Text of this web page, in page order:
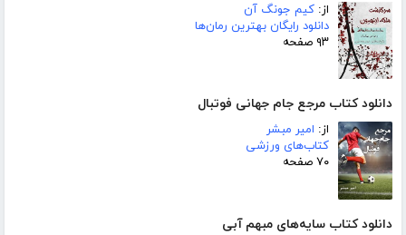
از: کیم جونگ آن
دانلود رایگان بهترین رمان‌ها
۹۳ صفحه
دانلود کتاب مرجع جام جهانی فوتبال
از: امیر مبشر
کتاب‌های ورزشی
۷۰ صفحه
دانلود کتاب سایه‌های مبهم آبی